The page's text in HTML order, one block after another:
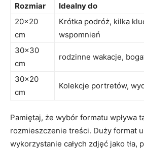
Rozmiar
Idealny do
20×20 ​
cm
Krótka podróż,‍ kilka
‌wspomnień
30×30
cm
rodzinne wakacje,
30×20
cm
Kolekcje portretów,
Pamiętaj,​ że wybór formatu wpływa
rozmieszczenie treści. Duży format
wykorzystanie całych zdjęć jako tła,